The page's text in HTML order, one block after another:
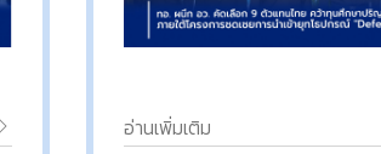
อ่านเพิ่มเติม